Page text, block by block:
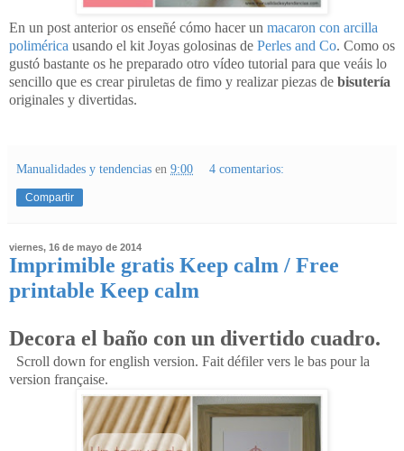
En un post anterior os enseñé cómo hacer un macaron con arcilla
polimérica usando el kit Joyas golosinas de Perles and Co. Como os
gustó bastante os he preparado otro vídeo tutorial para que veáis lo
sencillo que es crear piruletas de fimo y realizar piezas de bisutería
originales y divertidas.
Manualidades y tendencias en 9:00 4 comentarios:
Compartir
viernes, 16 de mayo de 2014
Imprimible gratis Keep calm / Free
printable Keep calm
Decora el baño con un divertido cuadro.
Scroll down for english version. Fait défiler vers le bas pour la
version française.